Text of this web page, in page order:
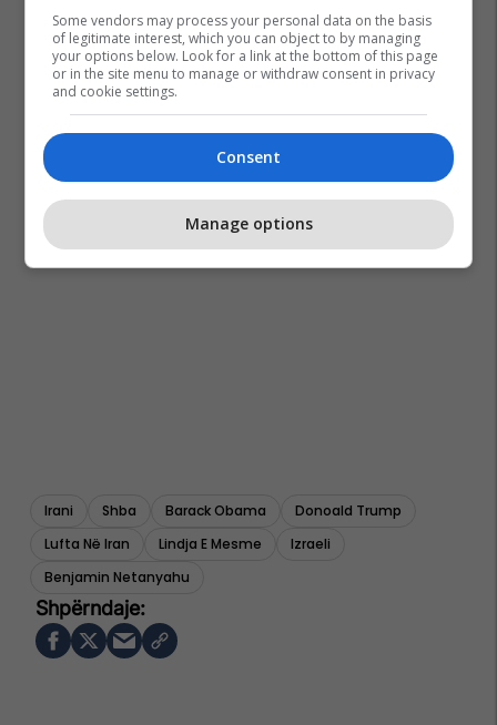
Irani Shba Barack Obama
Donoald Trump
Lufta Në Iran
Lindja E Mesme
Izraeli
Benjamin Netanyahu
Some vendors may process your personal data on the basis
of legitimate interest, which you can object to by managing
your options below. Look for a link at the bottom of this page
or in the site menu to manage or withdraw consent in privacy
and cookie settings.
Consent
Manage options